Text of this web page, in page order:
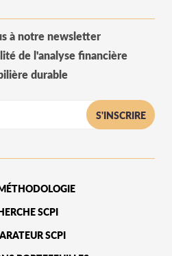
à notre newsletter
de l'analyse financière
durable
S'INSCRIRE
SCPI
SCPI